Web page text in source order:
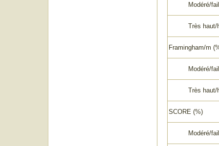
Modéré/
Très haut/
Framingham/m
Modéré/
Très
SCORE (%)
Modéré/